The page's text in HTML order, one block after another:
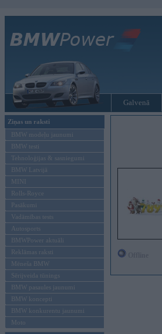
Galvenā
Ziņas un raksti
BMW modeļu jaunumi
BMW testi
Tehnoloģijas & sasniegumi
BMW Latvijā
MINI
Rolls-Royce
Pasākumi
Vadāmības tests
Autosports
BMWPower aktuāli
Reklāmas raksti
Mēneša BMW
Sērijveida tūnings
BMW pasaules jaunumi
BMW koncepti
BMW konkurentu jaunumi
Moto